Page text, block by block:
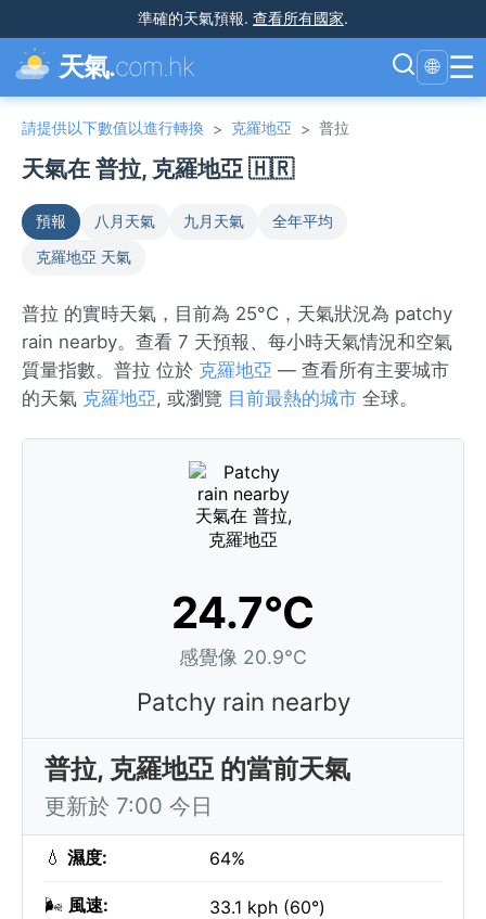
準確的天氣預報. 查看所有國家.
天氣.com.hk 🌐 ☰
請提供以下數值以進行轉換 > 克羅地亞 > 普拉
天氣在 普拉, 克羅地亞 🇭🇷
預報 八月天氣 九月天氣
全年平均
克羅地亞 天氣
普拉 的實時天氣，目前為 25°C，天氣狀況為 patchy
rain nearby。查看 7 天預報、每小時天氣情況和空氣
質量指數。普拉 位於 克羅地亞 — 查看所有主要城市
的天氣 克羅地亞, 或瀏覽 目前最熱的城市 全球。
24.7°C
感覺像 20.9°C
Patchy rain nearby
普拉, 克羅地亞 的當前天氣
更新於 7:00 今日
💧 濕度: 64%
🌬️ 風速: 33.1 kph (60°)